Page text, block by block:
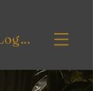
in